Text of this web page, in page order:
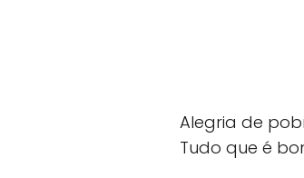
Alegria de
Tudo que é